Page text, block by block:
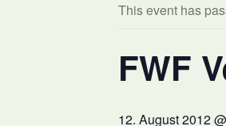
This event has
FWF
12. August 2012